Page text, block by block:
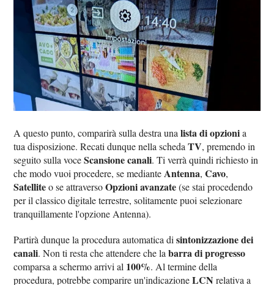
A questo punto, comparirà sulla destra unalista di opzionia
tua disposizione. Recati dunque nella schedaTV, premendo in
seguito sulla voceScansione canali. Ti verrà quindi richiesto in
che modo vuoi procedere, se medianteAntenna,Cavo,
Satelliteo se attraversoOpzioni avanzate(se stai procedendo
per il classico digitale terrestre, solitamente puoi selezionare
tranquillamente l'opzione Antenna).
Partirà dunque la procedura automatica disintonizzazione dei
canali. Non ti resta che attendere che labarra di progresso
comparsa a schermo arrivi al 100%. Al termine della
procedura, potrebbe comparire un'indicazioneLCN relativa a